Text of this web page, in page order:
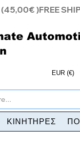
EUR (€)
ΚΙΝΗΤΗΡΕΣ